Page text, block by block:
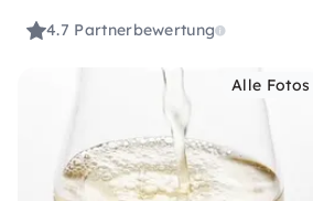
4.7 Partnerbewertung
Alle Fotos